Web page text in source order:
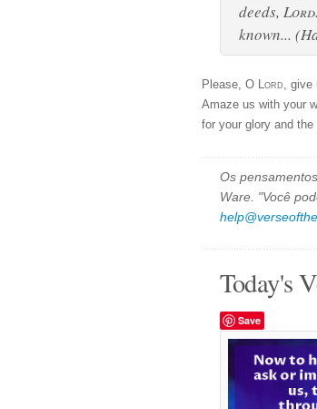
deeds, Lord
known...
Please, O Lord, give
Amaze us with your
for your glory and
Os
Ware. "Você
Today's
Save